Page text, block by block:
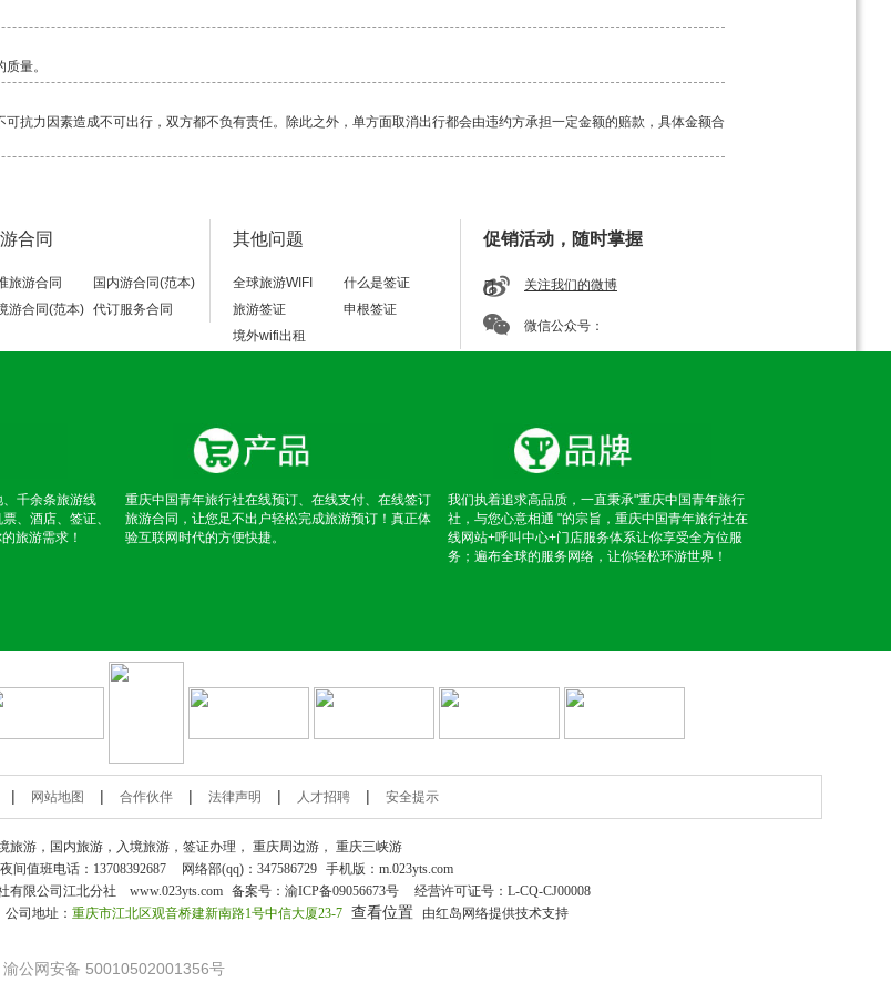
量。
抗力因素造成不可出行，双方都不负有责任。除此之外，单方面取消出行都会由违约方承担一定金额的赔款，具体金额合
合同
旅游合同
国内游合同(范本)
游合同(范本) 代订服务合同
其他问题
全球旅游WIFI
什么是签证
旅游签证
申根签证
境外wifi出租
促销活动，随时掌握
关注我们的微博
微信公众号：
千余条旅游线
、酒店、签证、
旅游需求！
重庆中国青年旅行社在线预订、在线支付、在线签订
旅游合同，让您足不出户轻松完成旅游预订！真正体
验互联网时代的方便快捷。
我们执着追求高品质，一直秉承"重庆中国青年旅行
社，与您心意相通 "的宗旨，重庆中国青年旅行社在
线网站+呼叫中心+门店服务体系让你享受全方位服
务；遍布全球的服务网络，让你轻松环游世界！
| 网站地图 | 合作伙伴 | 法律声明 | 人才招聘 | 安全提示
旅游，国内旅游，入境旅游，签证办理， 重庆周边游 ， 重庆三峡游
夜间值班电话：13708392687 网络部(qq)： 347586729 手机版： m.023yts.com
有限公司江北分社 www.023yts.com 备案号： 渝ICP备09056673号 经营许可证号： L-CQ-CJ00008
公司地址： 重庆市江北区观音桥建新南路1号中信大厦23-7 查看位置 由红岛网络提供技术支持
渝公网安备 50010502001356号